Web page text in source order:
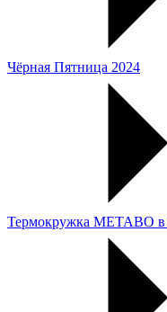
Чёрная Пятница 2024
Термокружка METABO